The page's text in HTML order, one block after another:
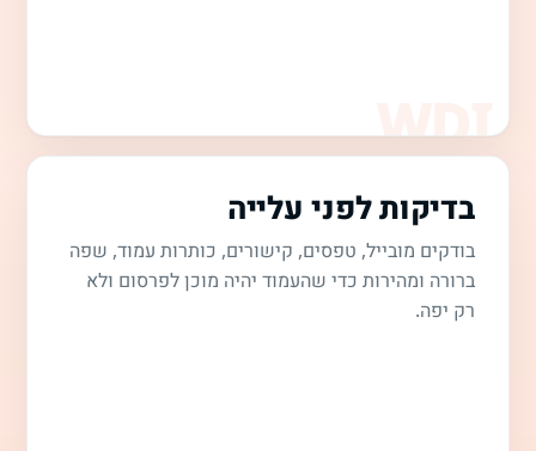
בדיקות לפני עלייה
בודקים מובייל, טפסים, קישורים, כותרות עמוד, שפה
ברורה ומהירות כדי שהעמוד יהיה מוכן לפרסום ולא
רק יפה.